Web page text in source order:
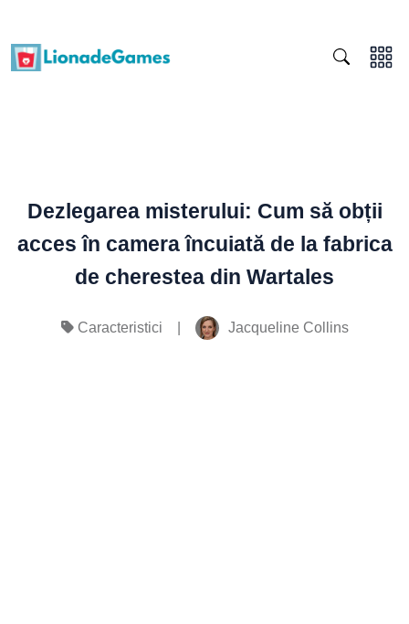
Dezlegarea misterului: Cum să obții
acces în camera încuiată de la fabrica
de cherestea din Wartales
Caracteristici Jacqueline Collins